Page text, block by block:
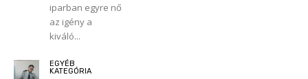
iparban egyre nő
az igény a
kiváló...
EGYÉB
KATEGÓRIA